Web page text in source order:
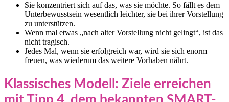
Sie konzentriert sich auf das, was sie möchte. So fällt es dem
Unterbewusstsein wesentlich leichter, sie bei ihrer Vorstellung
zu unterstützen.
Wenn mal etwas „nach alter Vorstellung nicht gelingt“, ist das
nicht tragisch.
Jedes Mal, wenn sie erfolgreich war, wird sie sich enorm
freuen, was wiederum das weitere Vorhaben nährt.
Klassisches Modell: Ziele erreichen